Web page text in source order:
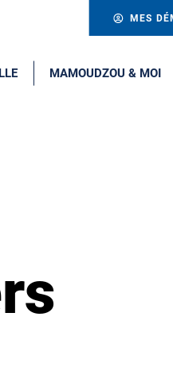
MES
MAMOUDZOU & MOI